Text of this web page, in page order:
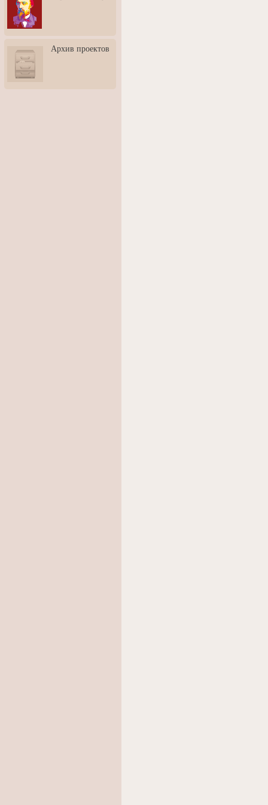
3: Обусловленности
человека и их влияние на
карьеру
скульптором Дмитрием
Тугариновым
АртБульвар в День города
Архив проектов